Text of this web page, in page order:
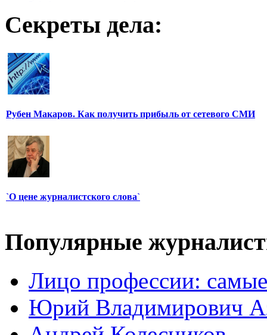
Секреты дела:
Рубен Макаров. Как получить прибыль от сетевого СМИ
`О цене журналистского слова`
Популярные
Лицо профессии:
Юрий Владимирович